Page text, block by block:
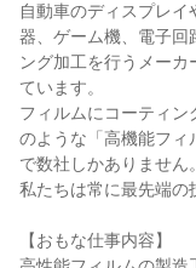
自動車のディスプレ
器、ゲーム機、電子回
ング加工を行うメー
ています。
フィルムにコーティン
のような「高機能フィ
で数社しかありません。
私たちは常に最先端の
【おもな仕事内容】